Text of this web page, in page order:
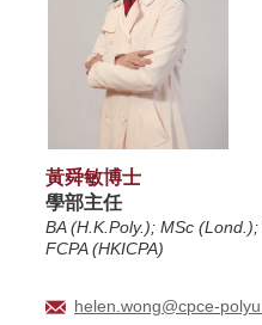
黃舜敏博士
學部主任
BA (H.K.Poly.); MSc
FCPA (HKICPA)
helen.wong@cpce-